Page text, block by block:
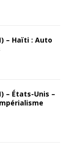
– Haïti : Auto
– États-Unis –